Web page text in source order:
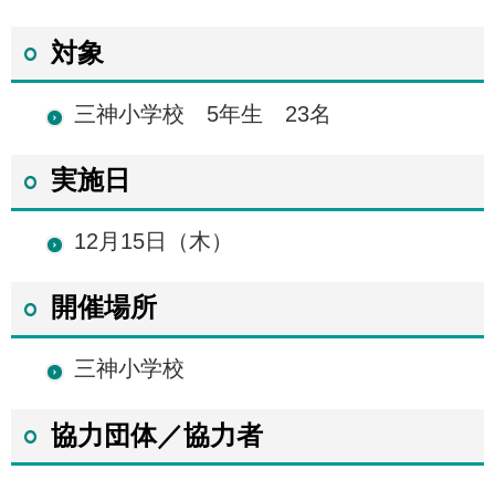
対象
三神小学校 5年生 23名
実施日
12月15日（木）
開催場所
三神小学校
協力団体／協力者